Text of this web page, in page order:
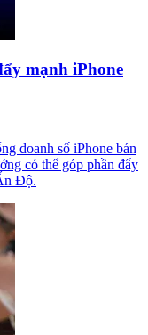
mạnh iPhone
doanh số iPhone bán
có thể góp phần đẩy
Độ.